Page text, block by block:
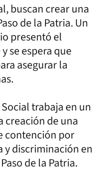
buscan crear una
de la Patria. Un
presentó el
se espera que
asegurar la
trabaja en un
creación de una
contención por
y discriminación en
de la Patria.